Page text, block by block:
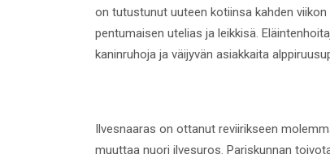
on tutustunut uuteen kotiinsa kahden
pentumaisen utelias ja leikkisä.
kaninruhoja ja väijyvän asiakkaita
Ilvesnaaras on ottanut reviirikseen
muuttaa nuori ilvesuros. Pariskunnan